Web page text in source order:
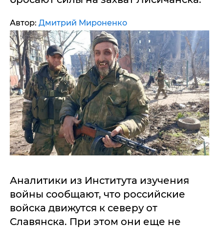
Автор: Дмитрий Мироненко
Аналитики из Института изучения
войны сообщают, что российские
войска движутся к северу от
Славянска. При этом они еще не